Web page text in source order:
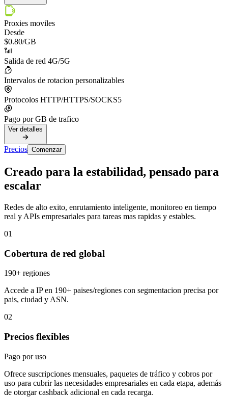
Proxies moviles
Desde
$0.80/GB
Salida de red 4G/5G
Intervalos de rotacion personalizables
Protocolos HTTP/HTTPS/SOCKS5
Pago por GB de trafico
Ver detalles
Precios Comenzar
Creado para la estabilidad, pensado para
escalar
Redes de alto exito, enrutamiento inteligente, monitoreo en tiempo
real y APIs empresariales para tareas mas rapidas y estables.
01
Cobertura de red global
190+ regiones
Accede a IP en 190+ paises/regiones con segmentacion precisa por
pais, ciudad y ASN.
02
Precios flexibles
Pago por uso
Ofrece suscripciones mensuales, paquetes de tráfico y cobros por
uso para cubrir las necesidades empresariales en cada etapa, además
de otorgar cashback adicional en cada recarga.